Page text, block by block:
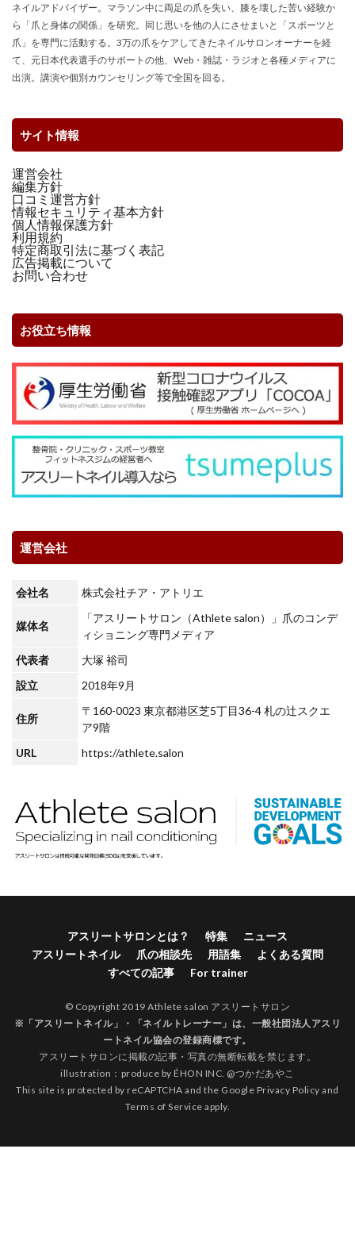
ネイルアドバイザー。マラソン中に両足の爪を失い、膝を壊した苦い経験か
ら「爪と身体の関係」を研究。同じ思いを他の人にさせまいと「スポーツと
爪」を専門に活動する。3万の爪をケアしてきたネイルサロンオーナーを経
て、元日本代表選手のサポートの他、Web・雑誌・ラジオと各種メディアに
出演。講演や個別カウンセリング等で全国を回る。
サイト情報
運営会社
編集方針
口コミ運営方針
情報セキュリティ基本方針
個人情報保護方針
利用規約
特定商取引法に基づく表記
広告掲載について
お問い合わせ
お役立ち情報
運営会社
会社名 株式会社チア・アトリエ
媒体名
「アスリートサロン（Athlete salon）」爪のコンデ
ィショニング専門メディア
代表者
大塚 裕司
設立
2018年9月
住所
〒160-0023 東京都港区芝5丁目36-4 札の辻スクエ
ア9階
URL
https://athlete.salon
アスリートサロンとは？ 特集
ニュース
アスリートネイル
爪の相談先 用語集
よくある質問
すべての記事
For trainer
© Copyright 2019 Athlete salon アスリートサロン
※「アスリートネイル」・「ネイルトレーナー」は、 一般社団法人アスリ
ートネイル協会の登録商標です。
アスリートサロンに掲載の記事・写真の無断転載を禁じます。
illustration：produce by ÉHON INC. @つかだあやこ
This site is protected by reCAPTCHA and the Google Privacy Policy and
Terms of Service apply.